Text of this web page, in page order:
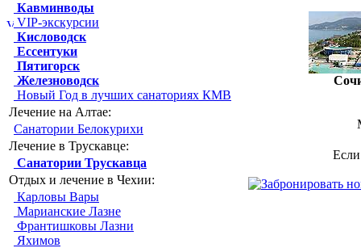
Кавминводы
VIP-экскурсии
Кисловодск
Ессентуки
Пятигорск
Железноводск
Новый Год в лучших санаториях КМВ
Лечение на Алтае:
Санатории Белокурихи
Лечение в Трускавце:
Санатории Трускавца
Отдых и лечение в Чехии:
Карловы Вары
Марианские Лазне
Франтишковы Лазни
Яхимов